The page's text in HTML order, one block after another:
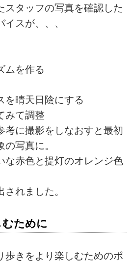
スタッフの写真を確認した
スが、、、
ムを作る
晴天日陰にする
みて調整
考に撮影をしなおすと最初
写真に。
な赤色と提灯のオレンジ色
れました。
ために
歩きをより楽しむためのポ